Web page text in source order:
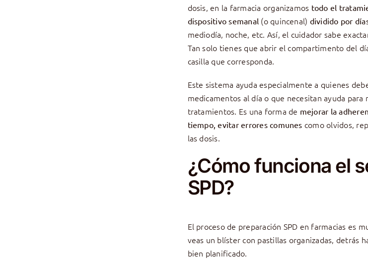
dosis, en la farmacia organizamos todo el
dispositivo semanal (o quincenal) dividido por
mediodía, noche, etc. Así, el cuidador sabe
Tan solo tienes que abrir el compartimento del
casilla que corresponda.
Este sistema ayuda especialmente a quienes
medicamentos al día o que necesitan ayuda
tratamientos. Es una forma de mejorar la
tiempo, evitar errores comunes como olvidos,
las dosis.
¿Cómo funciona el
SPD?
El proceso de preparación SPD en farmacias es
veas un blíster con pastillas organizadas, detrás
bien planificado.